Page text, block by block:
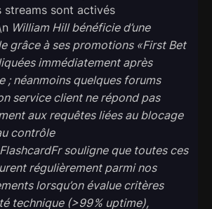
streams sont activés
William Hillbénéficie d’une
grâce à ses promotions «​First Bet
immédiatement après
; néanmoins quelques forums
service client ne répond pas
aux requêtes liées au blocage
contrôle
souligne que toutes ces
régulièrement parmi nos
lorsqu’on évalue critères
technique (>99 % uptime),